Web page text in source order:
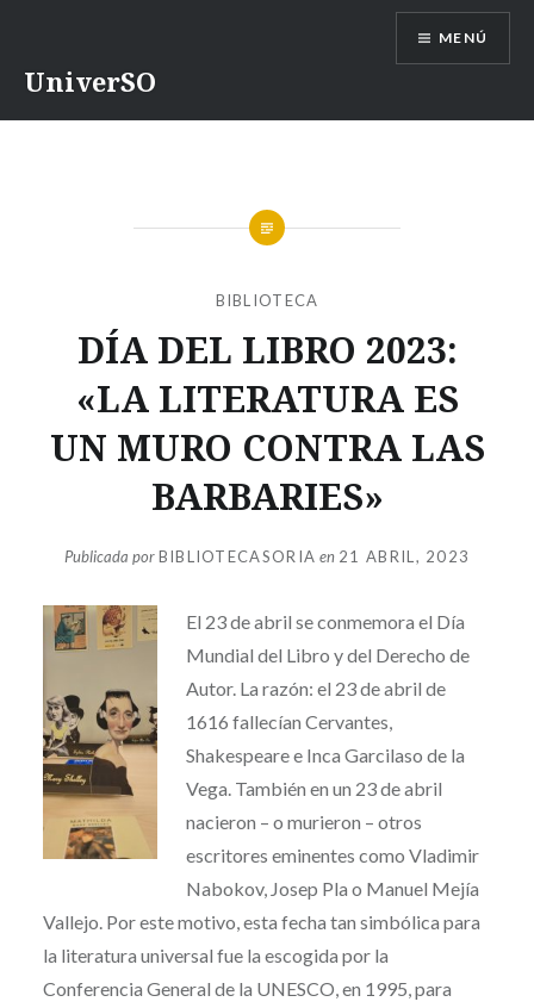
UniverSO
MENÚ
BIBLIOTECA
DÍA DEL LIBRO 2023:
«LA LITERATURA ES
UN MURO CONTRA LAS
BARBARIES»
Publicada porBIBLIOTECASORIA en 21 ABRIL, 2023
El 23 de abril se conmemora el Día
Mundial del Libro y del Derecho de
Autor. La razón: el 23 de abril de
1616 fallecían Cervantes,
Shakespeare e Inca Garcilaso de la
Vega. También en un 23 de abril
nacieron – o murieron – otros
escritores eminentes como Vladimir
Nabokov, Josep Pla o Manuel Mejía
Vallejo. Por este motivo, esta fecha tan simbólica para
la literatura universal fue la escogida por la
Conferencia General de la UNESCO, en 1995, para